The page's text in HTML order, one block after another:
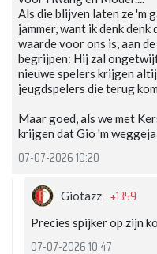
Als die blijven laten ze 'm
jammer, want ik denk
waarde voor ons is, aan
begrijpen: Hij zal
nieuwe spelers krijgen
jeugdspelers die terug
Maar goed, als we met
krijgen dat Gio 'm
07-07-2026 10:20
Giotazz +1359
Precies spijker op zijn
07-07-2026 10:47